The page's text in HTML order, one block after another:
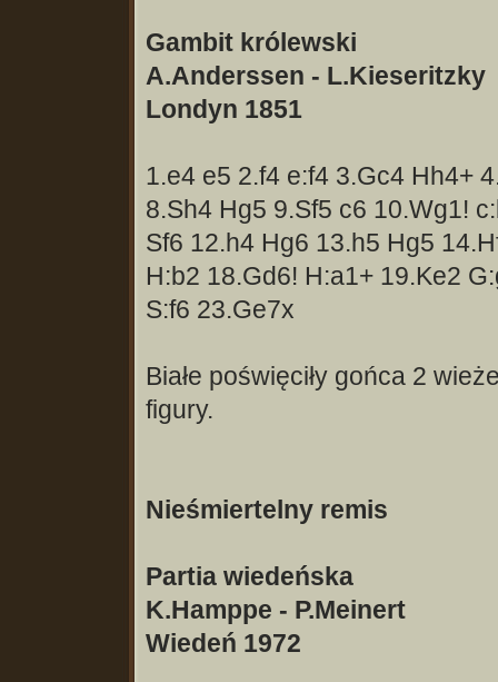
Gambit królewski
A.Anderssen - L.Kieseritzky
Londyn 1851
1.e4 e5 2.f4 e:f4 3.Gc4 Hh4+
8.Sh4 Hg5 9.Sf5 c6 10.Wg1!
Sf6 12.h4 Hg6 13.h5 Hg5
H:b2 18.Gd6! H:a1+ 19.Ke2
S:f6 23.Ge7x
Białe poświęciły gońca 2
figury.
Nieśmiertelny remis
Partia wiedeńska
K.Hamppe - P.Meinert
Wiedeń 1972